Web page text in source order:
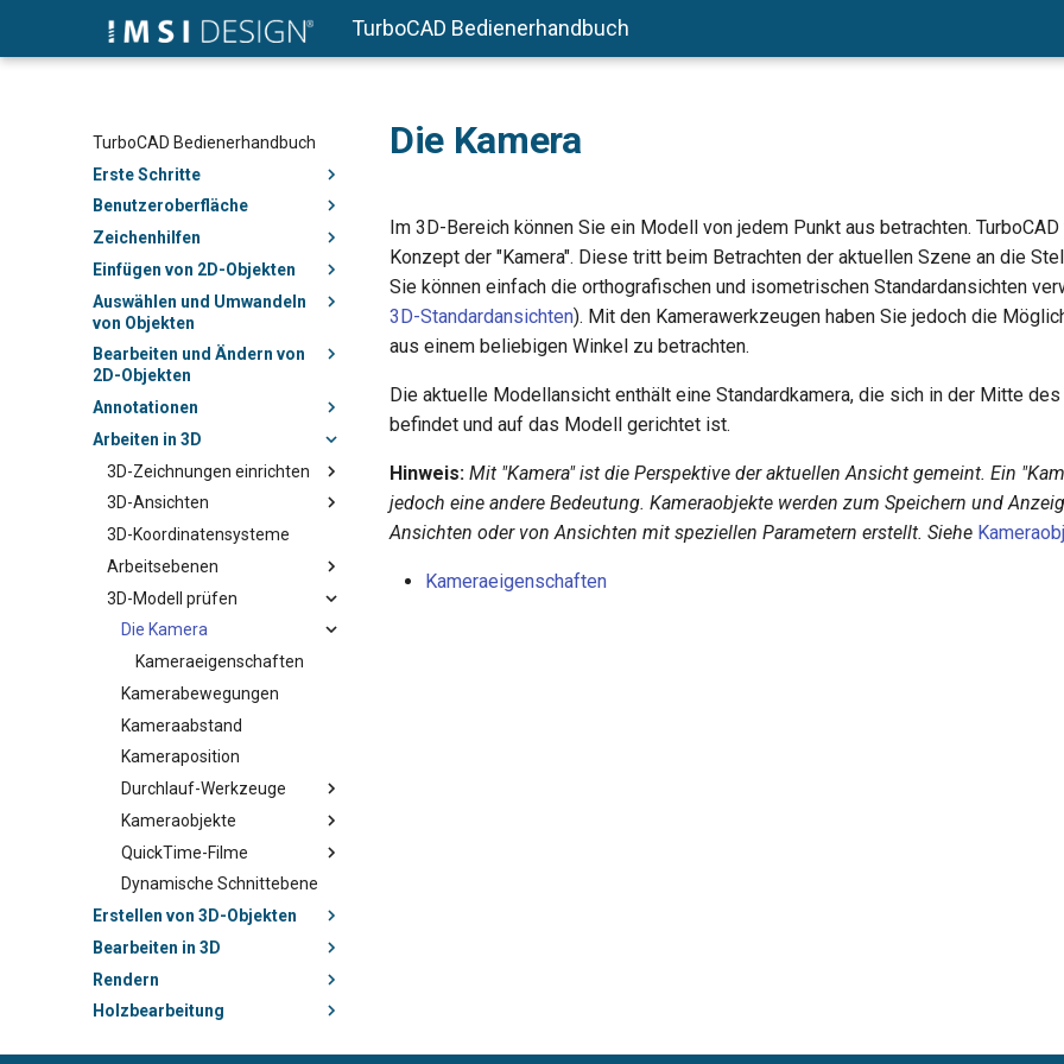
TurboCAD Bedienerhandbuch
TurboCAD Bedienerhandbuch
Erste Schritte
Benutzeroberfläche
Zeichenhilfen
Einfügen von 2D-Objekten
Auswählen und Umwandeln
von Objekten
Bearbeiten und Ändern von
2D-Objekten
Annotationen
Arbeiten in 3D
3D-Zeichnungen einrichten
3D-Ansichten
3D-Koordinatensysteme
Arbeitsebenen
3D-Modell prüfen
Die Kamera
Kameraeigenschaften
Kamerabewegungen
Kameraabstand
Kameraposition
Durchlauf-Werkzeuge
Kameraobjekte
QuickTime-Filme
Dynamische Schnittebene
Erstellen von 3D-Objekten
Bearbeiten in 3D
Rendern
Holzbearbeitung
Die Kamera
Im 3D-Bereich können Sie ein Modell von jedem Punkt aus betrachten.
Konzept der "Kamera". Diese tritt beim Betrachten der aktuellen Szene an die
Sie können einfach die orthografischen und isometrischen Standardansichten
3D-Standardansichten). Mit den Kamerawerkzeugen haben Sie jedoch die
aus einem beliebigen Winkel zu betrachten.
Die aktuelle Modellansicht enthält eine Standardkamera, die sich in der Mitte
befindet und auf das Modell gerichtet ist.
Hinweis: Mit "Kamera" ist die Perspektive der aktuellen Ansicht gemeint. Ein
jedoch eine andere Bedeutung. Kameraobjekte werden zum Speichern und
Ansichten oder von Ansichten mit speziellen Parametern erstellt. Siehe
Kameraeigenschaften